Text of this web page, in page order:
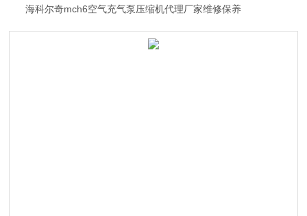
海科尔奇mch6空气充气泵压缩机代理厂家维修保养